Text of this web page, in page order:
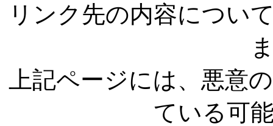
リンク先の内容につい
上記ページには、悪意
ている可